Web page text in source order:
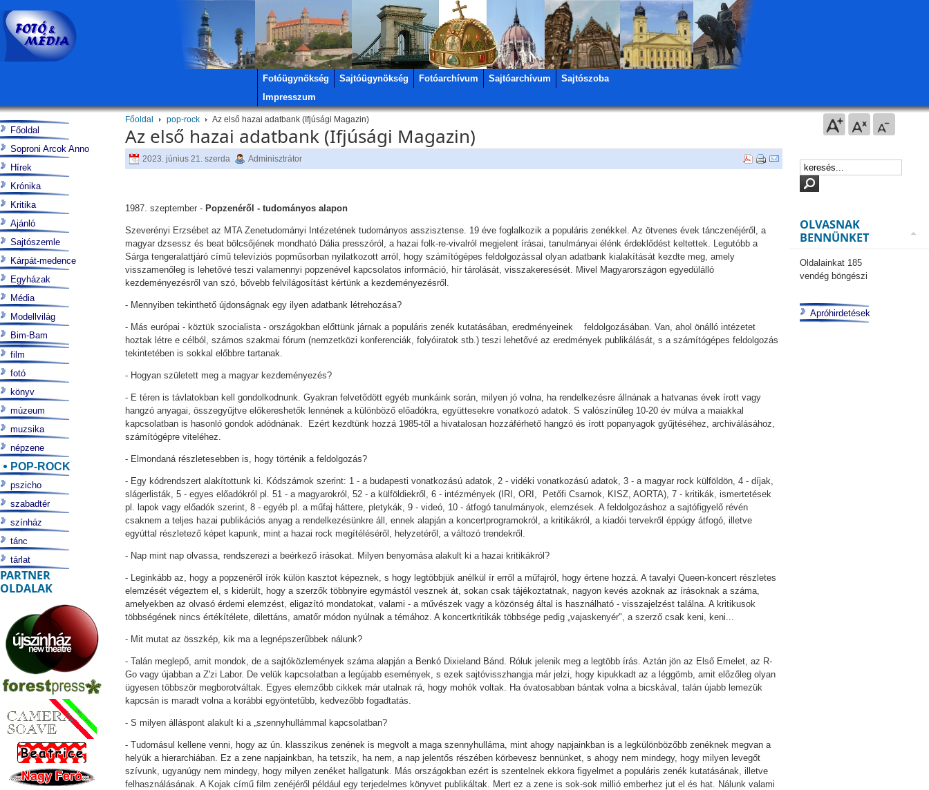
Fotóügynökség Sajtóügynökség Fotóarchívum Sajtóarchívum
Sajtószoba
Impresszum
Főoldal pop-rock Az első hazai adatbank (Ifjúsági Magazin)
Az első hazai adatbank (Ifjúsági Magazin)
2023. június 21. szerda Adminisztrátor
1987. szeptember - Popzenéről - tudományos alapon
Szeverényi Erzsébet az MTA Zenetudományi Intézetének tudományos asszisztense. 19 éve foglalkozik a populáris zenékkel. Az ötvenes évek tánczenéjéről, a
magyar dzsessz és beat bölcsőjének mondható Dália presszóról, a hazai folk-re-vivalról megjelent írásai, tanulmányai élénk érdeklődést keltettek. Legutóbb a
Sárga tengeralattjáró című televíziós popműsorban nyilatkozott arról, hogy számítógépes feldolgozással olyan adatbank kialakítását kezdte meg, amely
visszamenőleg is lehetővé teszi valamennyi popzenével kapcsolatos információ, hír tárolását, visszakeresését. Mivel Magyarországon egyedülálló
kezdeményezésről van szó, bővebb felvilágosítást kértünk a kezdeményezésről.
- Mennyiben tekinthető újdonságnak egy ilyen adatbank létrehozása?
- Más európai - köztük szocialista - országokban előttünk járnak a populáris zenék kutatásában, eredményeinek feldolgozásában. Van, ahol önálló intézetet
hoztak létre e célból, számos szakmai fórum (nemzetközi konferenciák, folyóiratok stb.) teszi lehetővé az eredmények publikálását, s a számítógépes feldolgozás
tekintetében is sokkal előbbre tartanak.
- Hogyan született meg a magyar kezdeményezés?
- E téren is távlatokban kell gondolkodnunk. Gyakran felvetődött egyéb munkáink során, milyen jó volna, ha rendelkezésre állnának a hatvanas évek írott vagy
hangzó anyagai, összegyűjtve előkereshetők lennének a különböző előadókra, együttesekre vonatkozó adatok. S valószínűleg 10-20 év múlva a maiakkal
kapcsolatban is hasonló gondok adódnának. Ezért kezdtünk hozzá 1985-től a hivatalosan hozzáférhető hangzó és írott popanyagok gyűjtéséhez, archiválásához,
számítógépre viteléhez.
- Elmondaná részletesebben is, hogy történik a feldolgozás?
- Egy kódrendszert alakítottunk ki. Kódszámok szerint: 1 - a budapesti vonatkozású adatok, 2 - vidéki vonatkozású adatok, 3 - a magyar rock külföldön, 4 - díjak,
slágerlisták, 5 - egyes előadókról pl. 51 - a magyarokról, 52 - a külföldiekről, 6 - intézmények (IRI, ORI, Petőfi Csarnok, KISZ, AORTA), 7 - kritikák, ismertetések
pl. lapok vagy előadók szerint, 8 - egyéb pl. a műfaj háttere, pletykák, 9 - videó, 10 - átfogó tanulmányok, elemzések. A feldolgozáshoz a sajtófigyelő révén
csaknem a teljes hazai publikációs anyag a rendelkezésünkre áll, ennek alapján a koncertprogramokról, a kritikákról, a kiadói tervekről éppúgy átfogó, illetve
egyúttal részletező képet kapunk, mint a hazai rock megítéléséről, helyzetéről, a változó trendekről.
- Nap mint nap olvassa, rendszerezi a beérkező írásokat. Milyen benyomása alakult ki a hazai kritikákról?
- Leginkább az, hogy a popzenéről írók külön kasztot képeznek, s hogy legtöbbjük anélkül ír erről a műfajról, hogy értene hozzá. A tavalyi Queen-koncert részletes
elemzését végeztem el, s kiderült, hogy a szerzők többnyire egymástól vesznek át, sokan csak tájékoztatnak, nagyon kevés azoknak az írásoknak a száma,
amelyekben az olvasó érdemi elemzést, eligazító mondatokat, valami - a művészek vagy a közönség által is használható - visszajelzést találna. A kritikusok
többségének nincs értékítélete, dilettáns, amatőr módon nyúlnak a témához. A koncertkritikák többsége pedig „vajaskenyér", a szerző csak keni, keni...
- Mit mutat az összkép, kik ma a legnépszerűbbek nálunk?
- Talán meglepő, amit mondok, de a sajtóközlemények száma alapján a Benkó Dixieland Bánd. Róluk jelenik meg a legtöbb írás. Aztán jön az Első Emelet, az R-
Go vagy újabban a Z'zi Labor. De velük kapcsolatban a legújabb események, s ezek sajtóvisszhangja már jelzi, hogy kipukkadt az a léggömb, amit előzőleg olyan
ügyesen többször megborotváltak. Egyes elemzőbb cikkek már utalnak rá, hogy mohók voltak. Ha óvatosabban bántak volna a bicskával, talán újabb lemezük
kapcsán is maradt volna a korábbi egyöntetűbb, kedvezőbb fogadtatás.
- S milyen álláspont alakult ki a „szennyhullámmal kapcsolatban?
- Tudomásul kellene venni, hogy az ún. klasszikus zenének is megvolt a maga szennyhulláma, mint ahogy napjainkban is a legkülönbözőbb zenéknek megvan a
helyük a hierarchiában. Ez a zene napjainkban, ha tetszik, ha nem, a nap jelentős részében körbevesz bennünket, s ahogy nem mindegy, hogy milyen levegőt
szívunk, ugyanúgy nem mindegy, hogy milyen zenéket hallgatunk. Más országokban ezért is szentelnek ekkora figyelmet a populáris zenék kutatásának, illetve
felhasználásának. A Kojak című film zenéjéről például egy terjedelmes könyvet publikáltak. Mert ez a zene is sok-sok millió emberhez jut el és hat. Nálunk valami
Főoldal
Soproni Arcok Anno
Hírek
Krónika
Kritika
Ajánló
Sajtószemle
Kárpát-medence
Egyházak
Média
Modellvilág
Bim-Bam
film
fotó
könyv
múzeum
muzsika
népzene
POP-ROCK
pszicho
szabadtér
színház
tánc
tárlat
PARTNER
OLDALAK
OLVASNAK
BENNÜNKET
Oldalainkat 185
vendég böngészi
Apróhirdetések